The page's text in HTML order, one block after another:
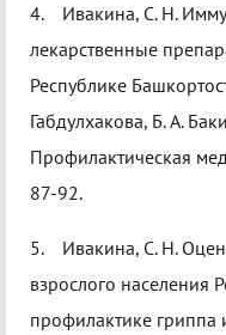
4. Ивакина, С. Н.
лекарственные
Республике
Габдулхакова, Б. А.
Профилактическая
87-92.
5. Ивакина, С. Н.
взрослого населения
профилактике гриппа